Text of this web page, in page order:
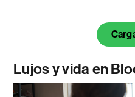
Lujos y vida en